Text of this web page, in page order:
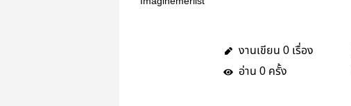
งานเขียน 0 เรื่อง
อ่าน 0 ครั้ง